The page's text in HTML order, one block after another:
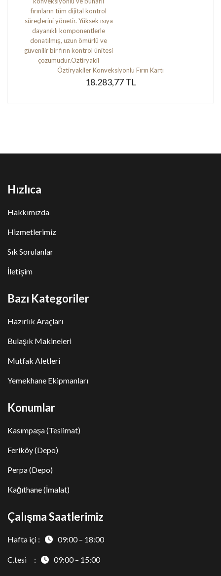
Öztiryakiler Konveksiyonlu Fırın Kartı
18.283,77 TL
Hızlıca
Hakkımızda
Hizmetlerimiz
Sık Sorulanlar
İletişim
Bazı Kategoriler
Hazırlık Araçları
Bulaşık Makineleri
Mutfak Aletleri
Yemekhane Ekipmanları
Konumlar
Kasımpaşa (Teslimat)
Feriköy (Depo)
Perpa (Depo)
Kağıthane (İmalat)
Çalışma Saatlerimiz
Hafta içi : 09:00 – 18:00
C.tesi : 09:00 – 15:00